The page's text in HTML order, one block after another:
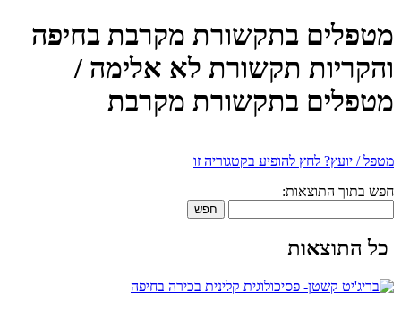
מטפלים בתקשורת מקרבת בחיפה
והקריות תקשורת לא אלימה /
מטפלים בתקשורת מקרבת
מטפל / יועץ? לחץ להופיע בקטגוריה זו
חפש בתוך התוצאות:
חפש
כל התוצאות